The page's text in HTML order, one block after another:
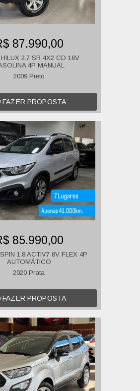
87.990,00
2.7 SR 4X2 CD 16V
4P MANUAL
2009 Preto
FAZER PROPOSTA
85.990,00
1.8 ACTIV7 8V FLEX 4P
AUTOMÁTICO
2020 Prata
FAZER PROPOSTA